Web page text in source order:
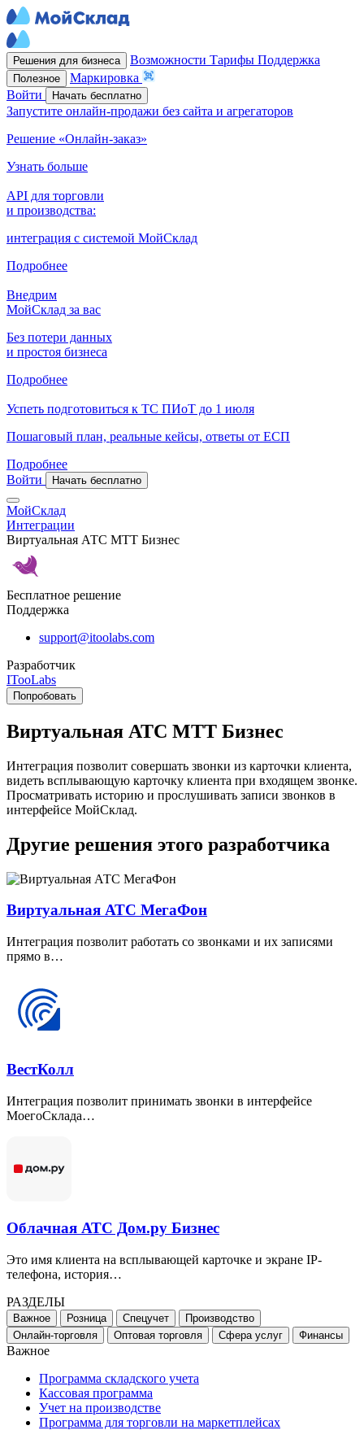
Решения для бизнеса Возможности Тарифы Поддержка
Полезное
Маркировка
Войти
Начать бесплатно
Запустите онлайн-продажи без сайта и агрегаторов
Решение «Онлайн-заказ»
Узнать больше
API для торговли
и производства:
интеграция с системой МойСклад
Подробнее
Внедрим
МойСклад за вас
Без потери данных
и простоя бизнеса
Подробнее
Успеть подготовиться к ТС ПИоТ до 1 июля
Пошаговый план, реальные кейсы, ответы от ЕСП
Подробнее
Войти
Начать бесплатно
МойСклад
Интеграции
Виртуальная АТС МТТ Бизнес
Бесплатное решение
Поддержка
support@itoolabs.com
Разработчик
ITooLabs
Попробовать
Виртуальная АТС МТТ Бизнес
Интеграция позволит совершать звонки из карточки клиента,
видеть всплывающую карточку клиента при входящем звонке.
Просматривать историю и прослушивать записи звонков в
интерфейсе МойСклад.
Другие решения этого разработчика
Виртуальная АТС МегаФон
Интеграция позволит работать со звонками и их записями
прямо в…
ВестКолл
Интеграция позволит принимать звонки в интерфейсе
МоегоСклада…
Облачная АТС Дом.ру Бизнес
Это имя клиента на всплывающей карточке и экране IP-
телефона, история…
РАЗДЕЛЫ
Важное Розница Спецучет
Производство
Онлайн-торговля
Оптовая торговля Сфера услуг Финансы
Важное
Программа складского учета
Кассовая программа
Учет на производстве
Программа для торговли на маркетплейсах